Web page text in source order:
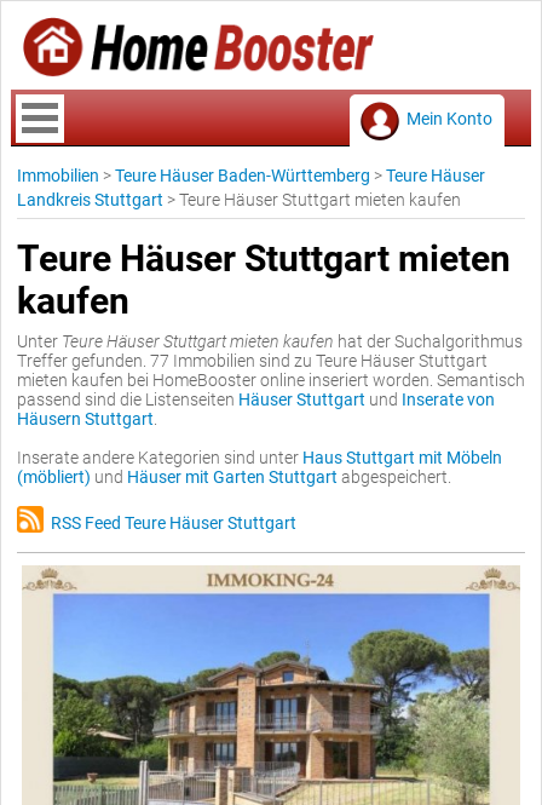
Mein Konto
Immobilien >Teure Häuser Baden-Württemberg >Teure Häuser
Landkreis Stuttgart >Teure Häuser Stuttgart mieten kaufen
Teure Häuser Stuttgart mieten
kaufen
Unter Teure Häuser Stuttgart mieten kaufen hat der Suchalgorithmus
Treffer gefunden. 77 Immobilien sind zu Teure Häuser Stuttgart
mieten kaufen bei HomeBooster online inseriert worden. Semantisch
passend sind die Listenseiten Häuser Stuttgart und Inserate von
Häusern Stuttgart
Inserate andere Kategorien sind unter Haus Stuttgart mit Möbeln
(möbliert) und Häuser mit Garten Stuttgart abgespeichert.
RSS Feed Teure Häuser Stuttgart